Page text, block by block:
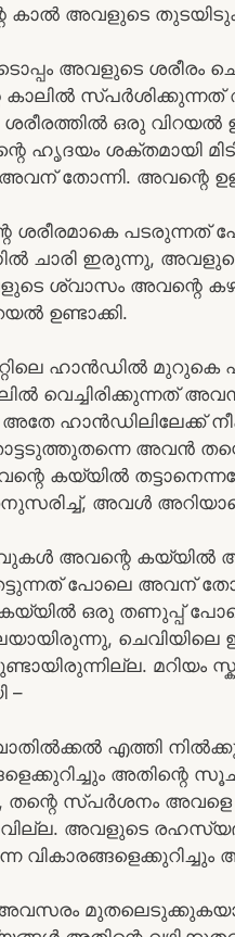
കാൽ അവളുടെ
അവളുടെ ശരീരം
കാലിൽ
ഒരു വിറയൽ
ഹൃദയം ശക്തമായി
തോന്നി. അവന്റെ
ശരീരമാകെ
ചാരി ഇരുന്നു, അവളുടെ
ശ്വാസം അവന്റെ
ഉണ്ടാക്കി.
ഹാൻഡിൽ മുറുകെ
വെച്ചിരിക്കുന്നത്
ഹാൻഡിലിലേക്ക്
അവൻ
കയ്യിൽ
അവൾ
അവന്റെ കയ്യിൽ
പോലെ അവന്
ഒരു തണുപ്പ്
–
എത്തി
അതിന്റെ
സ്പർശനം അവളെ
അവളുടെ